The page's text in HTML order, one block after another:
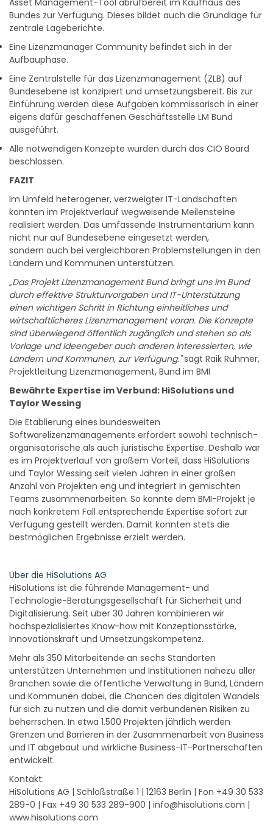
Bundes zur Verfügung. Dieses bildet auch die Grundlage für
zentrale Lageberichte.
Eine Lizenzmanager Community befindet sich in der
Aufbauphase.
Eine Zentralstelle für das Lizenzmanagement (ZLB) auf
Bundesebene ist konzipiert und umsetzungsbereit. Bis zur
Einführung werden diese Aufgaben kommissarisch in einer
eigens dafür geschaffenen Geschäftsstelle LM Bund
ausgeführt.
Alle notwendigen Konzepte wurden durch das CIO Board
beschlossen.
FAZIT
Im Umfeld heterogener, verzweigter IT-Landschaften
konnten im Projektverlauf wegweisende Meilensteine
realisiert werden. Das umfassende Instrumentarium kann
nicht nur auf Bundesebene eingesetzt werden,
sondern auch bei vergleichbaren Problemstellungen in den
Ländern und Kommunen unterstützen.
„Das Projekt Lizenzmanagement Bund bringt uns im Bund
durch effektive Strukturvorgaben und IT-Unterstützung
einen wichtigen Schritt in Richtung einheitliches und
wirtschaftlicheres Lizenzmanagement voran. Die Konzepte
sind überwiegend öffentlich zugänglich und stehen so als
Vorlage und Ideengeber auch anderen Interessierten, wie
Ländern und Kommunen, zur Verfügung."sagt Raik Ruhmer,
Projektleitung Lizenzmanagement, Bund im BMI
Bewährte Expertise im Verbund: HiSolutions und
Taylor Wessing
Die Etablierung eines bundesweiten
Softwarelizenzmanagements erfordert sowohl technisch-
organisatorische als auch juristische Expertise. Deshalb war
es im Projektverlauf von großem Vorteil, dass HiSolutions
und Taylor Wessing seit vielen Jahren in einer großen
Anzahl von Projekten eng und integriert in gemischten
Teams zusammenarbeiten. So konnte dem BMI-Projekt je
nach konkretem Fall entsprechende Expertise sofort zur
Verfügung gestellt werden. Damit konnten stets die
bestmöglichen Ergebnisse erzielt werden.
Über die HiSolutions AG
HiSolutions ist die führende Management- und
Technologie-Beratungsgesellschaft für Sicherheit und
Digitalisierung. Seit über 30 Jahren kombinieren wir
hochspezialisiertes Know-how mit Konzeptionsstärke,
Innovationskraft und Umsetzungskompetenz.
Mehr als 350 Mitarbeitende an sechs Standorten
unterstützen Unternehmen und Institutionen nahezu aller
Branchen sowie die öffentliche Verwaltung in Bund, Ländern
und Kommunen dabei, die Chancen des digitalen Wandels
für sich zu nutzen und die damit verbundenen Risiken zu
beherrschen. In etwa 1.500 Projekten jährlich werden
Grenzen und Barrieren in der Zusammenarbeit von Business
und IT abgebaut und wirkliche Business-IT-Partnerschaften
entwickelt.
Kontakt:
HiSolutions AG | Schloßstraße 1 | 12163 Berlin | Fon +49 30 533
289-0 | Fax +49 30 533 289-900 | info@hisolutions.com |
www.hisolutions.com